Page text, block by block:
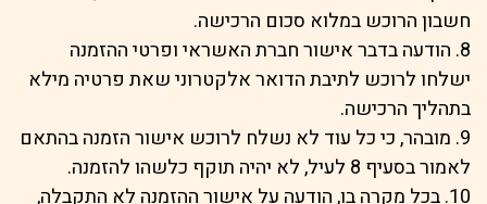
חשבון הרוכש במלוא סכום הרכישה.
8. הודעה בדבר אישור חברת האשראי ופרטי ההזמנה
ישלחו לרוכש לתיבת הדואר אלקטרוני שאת פרטיה מילא
בתהליך הרכישה.
9. מובהר, כי כל עוד לא נשלח לרוכש אישור הזמנה בהתאם
לאמור בסעיף 8 לעיל, לא יהיה תוקף כלשהו להזמנה.
10. בכל מקרה בו, הודעה על אישור ההזמנה לא התקבלה,